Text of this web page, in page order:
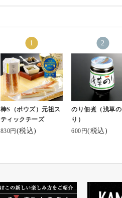
棒S（ボウズ）元祖ス
ティックチーズ
830円 (税込)
のり佃煮（浅草の
り）
600円(税込)